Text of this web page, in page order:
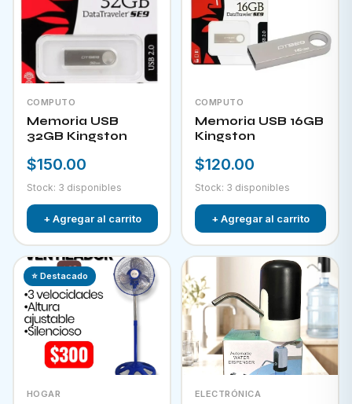
COMPUTO
Memoria USB
32GB Kingston
$150.00
Stock: 3 disponibles
+ Agregar al carrito
COMPUTO
Memoria USB 16GB
Kingston
$120.00
Stock: 3 disponibles
+ Agregar al carrito
⭐ Destacado
HOGAR ELECTRÓNICA